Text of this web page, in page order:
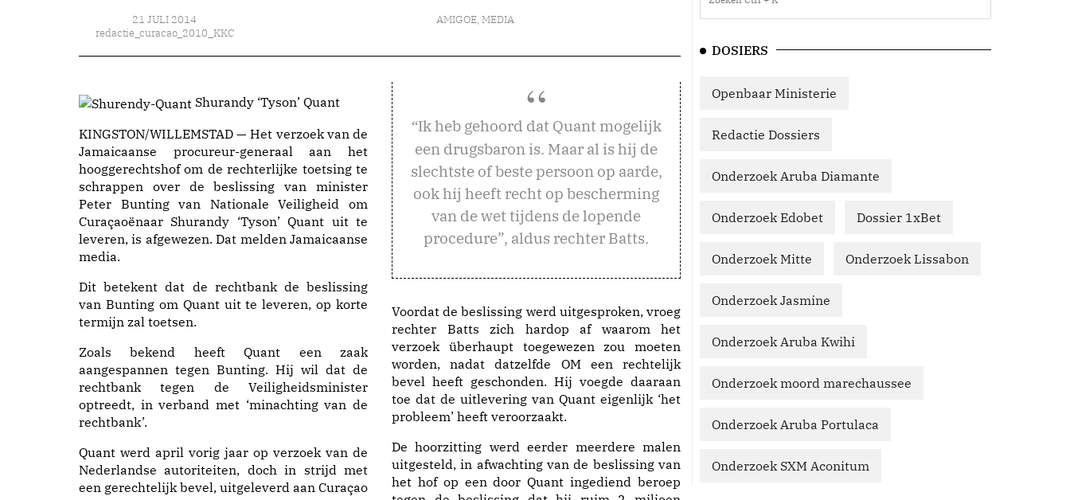
21 JULI 2014
redactie_curacao_2010_KKC
AMIGOE, MEDIA
Shurandy ‘Tyson’ Quant
KINGSTON/WILLEMSTAD — Het verzoek van de
Jamaicaanse procureur-generaal aan het
hooggerechtshof om de rechterlijke toetsing te
schrappen over de beslissing van minister
Peter Bunting van Nationale Veiligheid om
Curaçaoënaar Shurandy ‘Tyson’ Quant uit te
leveren, is afgewezen. Dat melden Jamaicaanse
media.
Dit betekent dat de rechtbank de beslissing
van Bunting om Quant uit te leveren, op korte
termijn zal toetsen.
Zoals bekend heeft Quant een zaak
aangespannen tegen Bunting. Hij wil dat de
rechtbank tegen de Veiligheidsminister
optreedt, in verband met ‘minachting van de
rechtbank’.
Quant werd april vorig jaar op verzoek van de
Nederlandse autoriteiten, doch in strijd met
een gerechtelijk bevel, uitgeleverd aan Curaçao
“Ik heb gehoord dat Quant mogelijk
een drugsbaron is. Maar al is hij de
slechtste of beste persoon op aarde,
ook hij heeft recht op bescherming
van de wet tijdens de lopende
procedure”, aldus rechter Batts.
Voordat de beslissing werd uitgesproken, vroeg
rechter Batts zich hardop af waarom het
verzoek überhaupt toegewezen zou moeten
worden, nadat datzelfde OM een rechtelijk
bevel heeft geschonden. Hij voegde daaraan
toe dat de uitlevering van Quant eigenlijk ‘het
probleem’ heeft veroorzaakt.
De hoorzitting werd eerder meerdere malen
uitgesteld, in afwachting van de beslissing van
het hof op een door Quant ingediend beroep
DOSIERS
Openbaar Ministerie
Redactie Dossiers
Onderzoek Aruba Diamante
Onderzoek Edobet Dossier 1xBet
Onderzoek Mitte Onderzoek Lissabon
Onderzoek Jasmine
Onderzoek Aruba Kwihi
Onderzoek moord marechaussee
Onderzoek Aruba Portulaca
Onderzoek SXM Aconitum